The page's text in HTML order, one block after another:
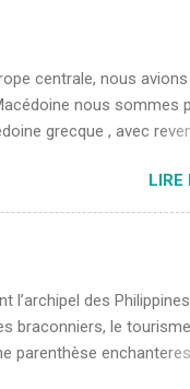
des traditions, des
lisons, nous les
centrale, nous
nous sommes
grecque , avec
peu de place au
se faisait du pays.
de nombreux bâtiments
fin d’après-midi. Nous
LIRE
l’archipel des
braconniers, le
parenthèse